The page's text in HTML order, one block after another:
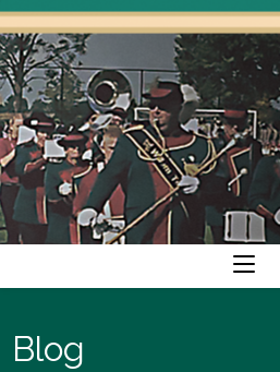
Ga
naar
inhoud
Blog